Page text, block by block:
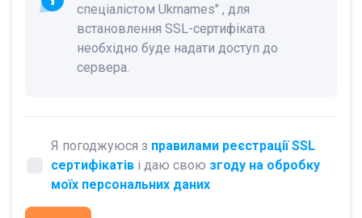
спеціалістом Ukrnames" , для
встановлення SSL-сертифіката
необхідно буде надати доступ до
сервера.
Я погоджуюся з правилами реєстрації SSL
сертифікатів і даю свою згоду на обробку
моїх персональних даних